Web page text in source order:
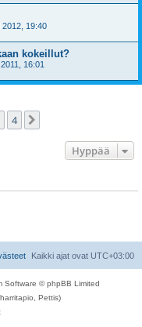
2012, 19:40
kokeillut?
16:01
4
Hyppää
Kaikki ajat ovat UTC+03:00
Software © phpBB Limited
Pettis)